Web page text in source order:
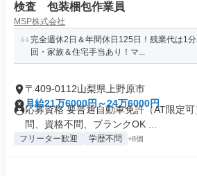
検査 包装梱包作業員
MSP株式会社
完全週休2日＆年間休日125日！残業代は1
回・家族＆住宅手当あり！マ...
〒409-0112山梨県上野原市
月給21万6000円～24万6000円
応募資格 要普通自動車免許（AT限定
問、資格不問、ブランクOK ...
フリーター歓迎 学歴不問 +8個